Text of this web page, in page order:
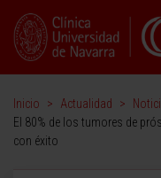
Inicio > Actualidad >
El 80% de los tumores de
con éxito